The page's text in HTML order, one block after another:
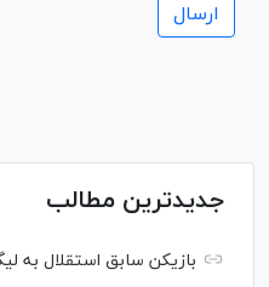
جدیدترین مطالب
بازیکن سابق استقلال به